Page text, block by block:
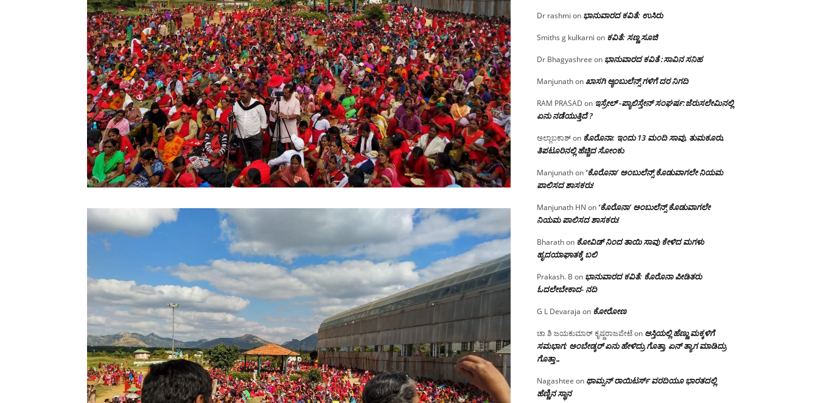
Dr rashmi on ಭಾನುವಾರದ ಕವಿತೆ: ಉಸಿರು
Smiths g kulkarni on ಕವಿತೆ: ಸಣ್ಣ ಸೂಜಿ
Dr Bhagyashree on ಭಾನುವಾರದ ಕವಿತೆ :ಸಾವಿನ ಸನಿಹ
Manjunathonಖಾಸಗಿ ಆ್ಯಂಬುಲೆನ್ಸ್ ಗಳಿಗೆ ದರ ನಿಗದಿ
RAM PRASAD on ಇಸ್ರೇಲ್ -ಪ್ಯಾಲಿಸ್ತೇನ್ ಸಂಘರ್ಷ:ಜೆರುಸಲೇಮಿನಲ್ಲಿ
ಏನು ನಡೆಯುತ್ತಿದೆ ?
ಅಲ್ಲಾಬಕಾಶ್on ಕೊರೊನಾ: ಇಂದು 13 ಮಂದಿ ಸಾವು, ತುಮಕೂರು,
ತಿಪಟೂರಿನಲ್ಲಿ ಹೆಚ್ಚಿದ ಸೋಂಕು
Manjunathon ‘ಕೊರೊನಾ’ ಅಂಬುಲೆನ್ಸ್ ಕೊಡುವಾಗಲೇ ನಿಯಮ
ಪಾಲಿಸದ ಶಾಸಕರು!
Manjunath HN on ‘ಕೊರೊನಾ’ ಅಂಬುಲೆನ್ಸ್ ಕೊಡುವಾಗಲೇ
ನಿಯಮ ಪಾಲಿಸದ ಶಾಸಕರು!
Bharathon ಕೋವಿಡ್ ನಿಂದ ತಾಯಿ ಸಾವು ಕೇಳಿದ ಮಗಳು
ಹೃದಯಾಘಾತಕ್ಕೆ ಬಲಿ
Prakash. B on ಭಾನುವಾರದ ಕವಿತೆ: ಕೊರೊನಾ ಪೀಡಿತರು
ಓದಲೇಬೇಕಾದ- ನದಿ
G L Devaraja on ಕೋರೋಣ
ಚಾ ಶಿ ಜಯಕುಮಾರ್ ಕೃಷ್ಣರಾಜಪೇಟೆon ಆಸ್ತಿಯಲ್ಲಿ ಹೆಣ್ಣು ಮಕ್ಕಳಿಗೆ
ಸಮಭಾಗ; ಅಂಬೇಡ್ಕರ್ ಏನು ಹೇಳಿದ್ರು ಗೊತ್ತಾ, ಏನ್ ತ್ಯಾಗ ಮಾಡಿದ್ರು
ಗೊತ್ತಾ…
Nagashtee on ಥಾಮ್ಸನ್ ರಾಯಿಟರ್ಸ್ ವರದಿಯೂ ಭಾರತದಲ್ಲಿ
ಹೆಣ್ಣಿನ ಸ್ಥಾನ‌